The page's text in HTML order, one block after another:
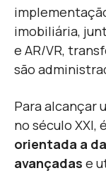
imobiliária,
e AR/VR,
são
Para alcançar
no século XXI,
orientada a
avançadas e